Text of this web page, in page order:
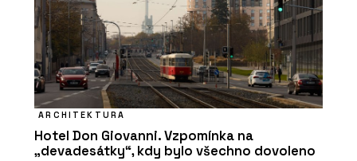
ARCHITEKTURA
Hotel Don Giovanni. Vzpomínka na
„devadesátky“, kdy bylo všechno dovoleno